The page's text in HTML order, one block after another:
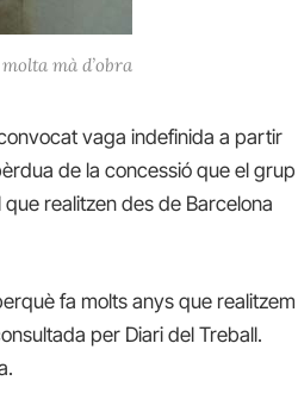
mà d’obra
vaga indefinida a partir
de la concessió que el grup
realitzen des de Barcelona
fa molts anys que realitzem
per Diari del Treball.